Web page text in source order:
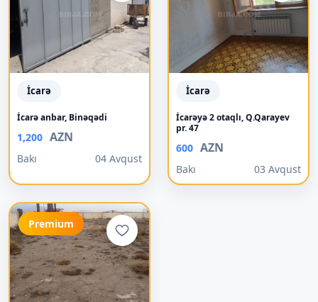
İcarə
İcarə anbar, Binəqədi
1,200 AZN
Bakı 04 Avqust
İcarə
İcarəyə 2 otaqlı, Q.Qarayev
pr. 47
600 AZN
Bakı 03 Avqust
Premium